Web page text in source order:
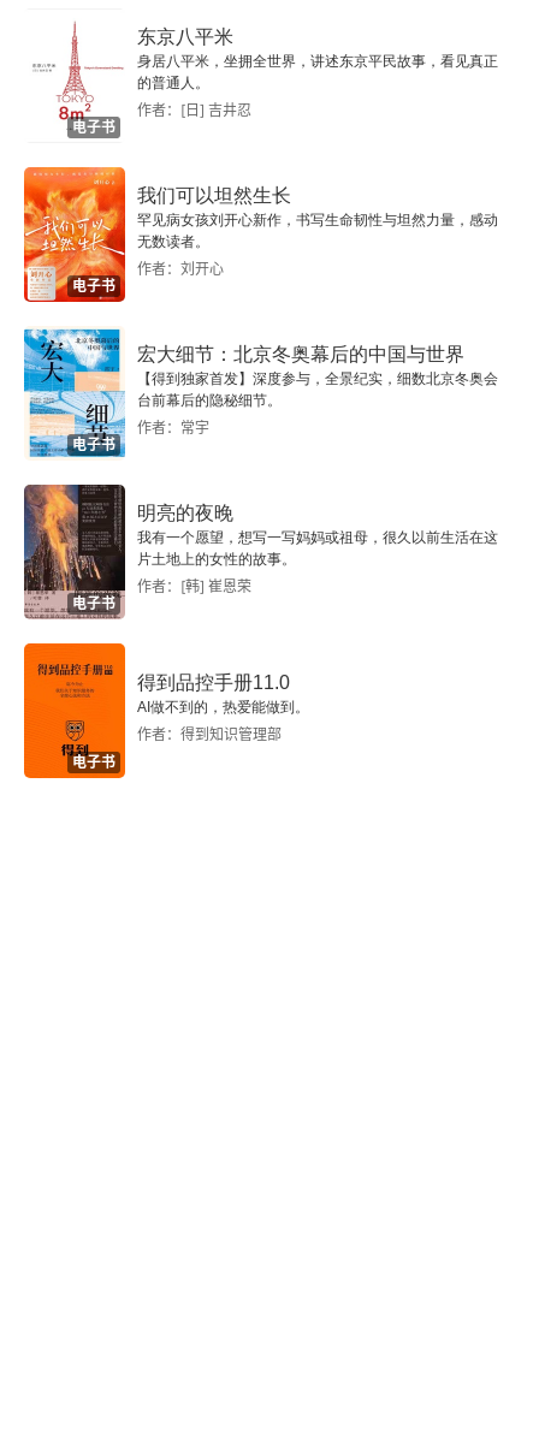
动机等最基本的要素，探员们便可以将这些发现运
用在侧写中。抽丝剥茧，最终发现他们的本质，这
就是最终目标。原因在于，连环杀手本质上都符合
某种规律，他们的行动都具有目的性。如果仔细琢
磨，便会发现哪怕是最不合理的心理也自有其道
理。在犯罪人格研究的第一阶段的初步发现是，犯
罪现场本身往往会遵循一定的规律，符合三种类型
中的一种，即有序型（有计划的、缜密的犯罪）、
无序型（一时兴起的随机犯罪）和混合型（兼具有
序型和无序型犯罪现场的特征）。不同的犯罪现场
与杀手的谋杀幻想有关。有序型杀手心中总有一套
清晰的计划，会等待下手时机；无序型杀手则会陷
入触发冲动型犯罪的情境中；而混合型杀手则往往
会在预先安排好的作案过程中遇到意外，变得无
序，杀人时比预想的更突然。这种分类成了最终定
义人格类型和行为模式时的基本要素。
电子书
东京八平米
身居八平米，坐拥全世界，讲述东京平民故事，看见真正
的普通人。
作者：[日] 吉井忍
电子书
我们可以坦然生长
罕见病女孩刘开心新作，书写生命韧性与坦然力量，感动
无数读者。
作者：刘开心
电子书
宏大细节：北京冬奥幕后的中国与世界
【得到独家首发】深度参与，全景纪实，细数北京冬奥会
台前幕后的隐秘细节。
作者：常宇
电子书
明亮的夜晚
我有一个愿望，想写一写妈妈或祖母，很久以前生活在这
片土地上的女性的故事。
作者：[韩] 崔恩荣
电子书
得到品控手册11.0
AI做不到的，热爱能做到。
作者：得到知识管理部